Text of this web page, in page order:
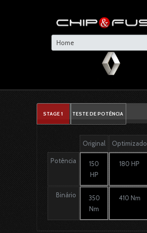
STAGE 1 TESTE DE POTÊNCIA
Original Optimizado
Potência
150
HP
180 HP
Binário
350
Nm
410 Nm